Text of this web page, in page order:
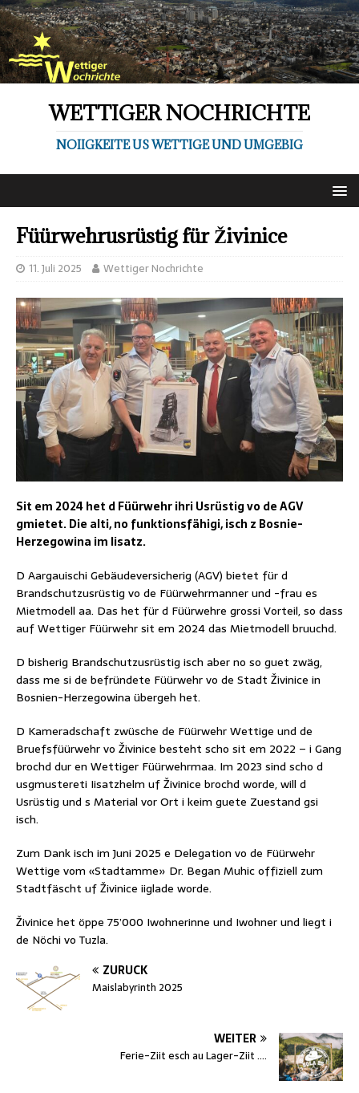
WETTIGER NOCHRICHTE
NOIIGKEITE US WETTIGE UND UMGEBIG
Füürwehrusrüstig für Živinice
11. Juli 2025 Wettiger Nochrichte
Sit em 2024 het d Füürwehr ihri Usrüstig vo de AGV
gmietet. Die alti, no funktionsfähigi, isch z Bosnie-
Herzegowina im Iisatz.
D Aargauischi Gebäudeversicherig (AGV) bietet für d
Brandschutzusrüstig vo de Füürwehrmanner und -frau es
Mietmodell aa. Das het für d Füürwehre grossi Vorteil, so dass
auf Wettiger Füürwehr sit em 2024 das Mietmodell bruuchd.
D bisherig Brandschutzusrüstig isch aber no so guet zwäg,
dass me si de befründete Füürwehr vo de Stadt Živinice in
Bosnien-Herzegowina übergeh het.
D Kameradschaft zwüsche de Füürwehr Wettige und de
Bruefsfüürwehr vo Živinice besteht scho sit em 2022 – i Gang
brochd dur en Wettiger Füürwehrmaa. Im 2023 sind scho d
usgmustereti Iisatzhelm uf Živinice brochd worde, will d
Usrüstig und s Material vor Ort i keim guete Zuestand gsi
isch.
Zum Dank isch im Juni 2025 e Delegation vo de Füürwehr
Wettige vom «Stadtamme» Dr. Began Muhic offiziell zum
Stadtfäscht uf Živinice iiglade worde.
Živinice het öppe 75’000 Iwohnerinne und Iwohner und liegt i
de Nöchi vo Tuzla.
ZURÜCK
Maislabyrinth 2025
WEITER
Ferie-Ziit esch au Lager-Ziit ….